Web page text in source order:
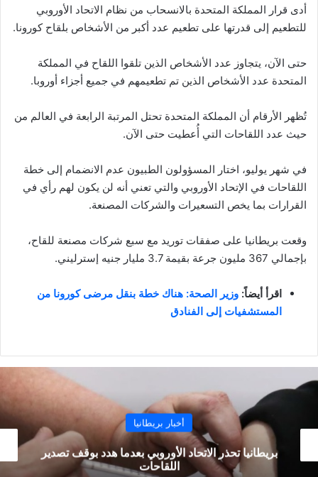
أدى قرار المملكة المتحدة بالانسحاب من نظام الاتحاد الأوروبي
للتطعيم إلى قدرتها على تطعيم عدد أكبر من الأشخاص بلقاح كورونا.
حتى الآن، يتجاوز عدد الأشخاص الذين تلقوا اللقاح في المملكة
المتحدة عدد الأشخاص الذين تم تطعيمهم في جميع أجزاء أوروبا.
تُظهر الأرقام أن المملكة المتحدة تحتل المرتبة الرابعة في العالم من
حيث عدد اللقاحات التي أُعطيت حتى الآن.
في شهر يوليو، اختار المسؤولون الطبيون عدم الانضمام إلى خطة
اللقاحات في الإتحاد الأوروبي والتي تعني أنه لن يكون لهم رأي في
القرارات بما يخص التسعيرات والشركات المصنعة.
وقعت بريطانيا على صفقات توريد مع سبع شركات مصنعة للقاح،
بإجمالي 367 مليون جرعة بقيمة 3.7 مليار جنيه إسترليني.
اقرأ أيضاً: وزير الصحة: هناك خطة بنقل مرضى كورونا من
المستشفيات إلى الفنادق
أخبار بريطانيا
بريطانيا تحذر الاتحاد الأوروبي بعدما هدد بوقف تصدير
اللقاحات